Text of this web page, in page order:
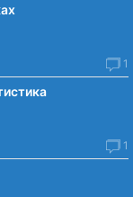
1
1